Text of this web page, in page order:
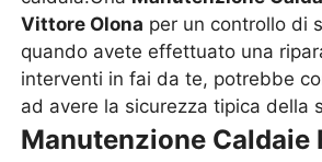
Vittore Olona per un controllo di
quando avete effettuato una
interventi in fai da te, potrebbe
ad avere la sicurezza tipica della
Manutenzione Caldaie